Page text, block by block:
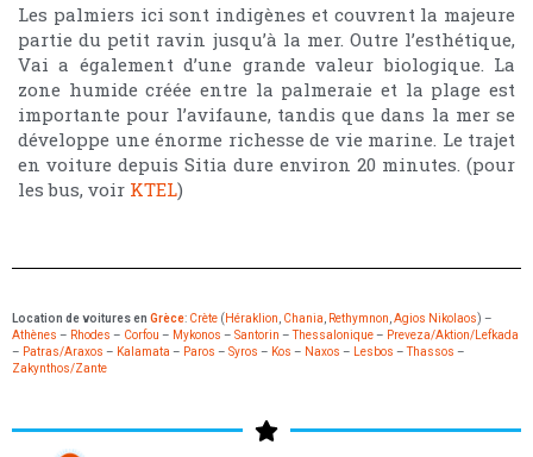
Les palmiers ici sont indigènes et couvrent la majeure
partie du petit ravin jusqu’à la mer. Outre l’esthétique,
Vai a également d’une grande valeur biologique. La
zone humide créée entre la palmeraie et la plage est
importante pour l’avifaune, tandis que dans la mer se
développe une énorme richesse de vie marine. Le trajet
en voiture depuis Sitia dure environ 20 minutes. (pour
les bus, voir KTEL)
Location de voitures en Grèce: Crète ( Héraklion Chania Rethymnon Agios Nikolaos) –
Athènes – Rhodes – Corfou – Mykonos – Santorin –Thessalonique– Preveza/Aktion/Lefkada
– Patras/Araxos – Kalamata – Paros – Syros – Kos – Naxos – Lesbos –Thassos –
Zakynthos/Zante